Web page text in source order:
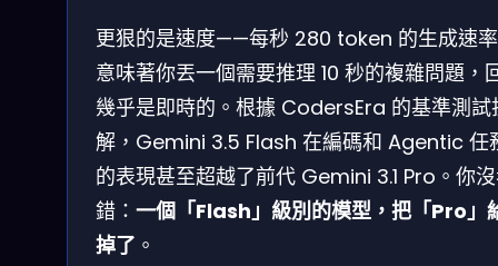
更狠的是速度——每秒 280 token 的生成速
意味著你丟一個需要推理 10 秒的複雜問題，
幾乎是即時的。根據 CodersEra 的基準測試
解，Gemini 3.5 Flash 在編碼和 Agentic 任
的表現甚至超越了前代 Gemini 3.1 Pro。你
錯： 一個「Flash」級別的模型，把「Pro」
掉了 。